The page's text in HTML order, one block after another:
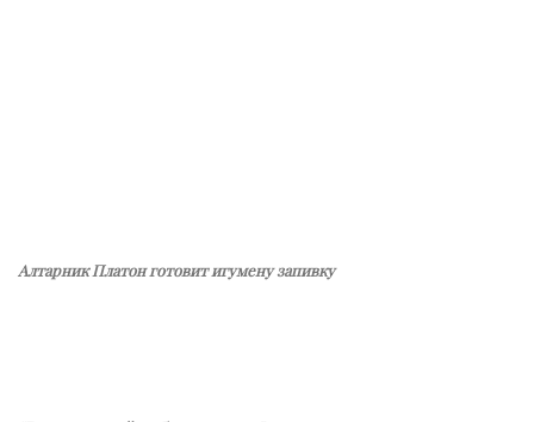
Алтарник Платон готовит игумену запивку